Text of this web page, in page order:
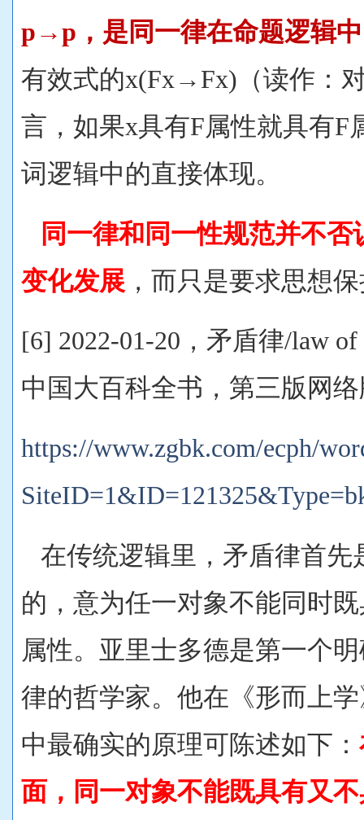
p→p，是同一律在命题逻辑
有效式的x(Fx→Fx)（读作：
言，如果x具有F属性就具有F
词逻辑中的直接体现。
同一律和同一性规范并不
变化发展 ，而只是要求思想
[6] 2022-01-20，矛盾律/law
中国大百科全书，第三版网
https://www.zgbk.com/ecph/
在传统逻辑里，矛盾律首
的，意为任一对象不能同时
属性。亚里士多德是第一个
律的哲学家。他在《形而上
中最确实的原理可陈述如下：
面，同一对象不能既具有又